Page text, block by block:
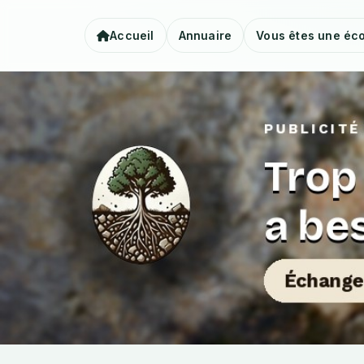
Accueil Annuaire Vous êtes une